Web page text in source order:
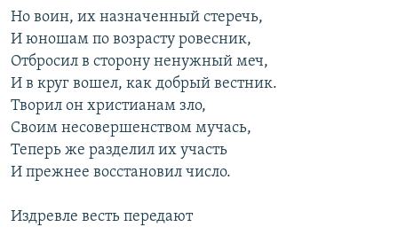
Но воин, их назначенный стеречь,
И юношам по возрасту ровесник,
Отбросил в сторону ненужный меч,
И в круг вошел, как добрый вестник.
Творил он христианам зло,
Своим несовершенством мучась,
Теперь же разделил их участь
И прежнее восстановил число.
Издревле весть передают